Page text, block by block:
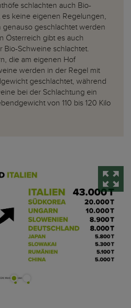
schlachten auch Bio-
keine eigenen Regelungen,
geschlachtet werden
Österreich gibt es auch
Bio-Schweine schlachtet.
die am eigenen Hof
werden in der Regel mit
geschlachtet, während
bei der Schlachtung ein
von 110 bis 120 Kilo